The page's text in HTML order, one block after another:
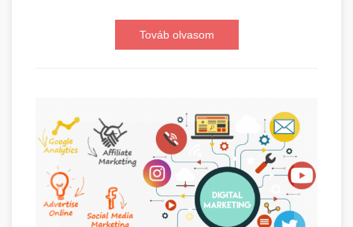
Továb olvasom